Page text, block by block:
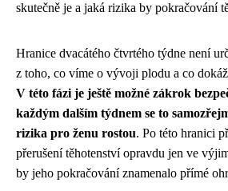
skutečně je a jaká rizika by pokračování
Hranice dvacátého čtvrtého týdne není
z toho, co víme o vývoji plodu a co
V této fázi je ještě možné zákrok
každým dalším týdnem se to
rizika pro ženu rostou. Po této hranici
přerušení těhotenství opravdu jen ve
by jeho pokračování znamenalo přímé